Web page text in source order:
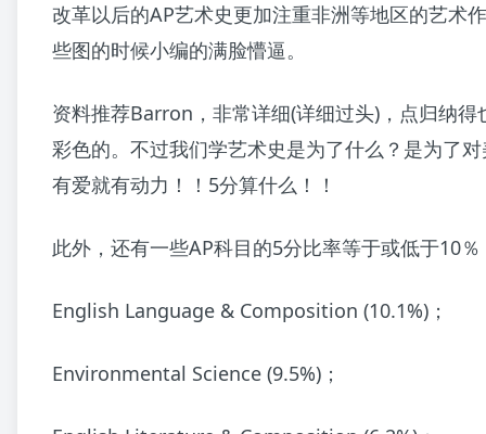
改革以后的AP艺术史更加注重非洲等地区的艺术
些图的时候小编的满脸懵逼。
资料推荐Barron，非常详细(详细过头)，点归纳得
彩色的。不过我们学艺术史是为了什么？是为了
有爱就有动力！！5分算什么！！
此外，还有一些AP科目的5分比率等于或低于10
English Language & Composition (10.1%)；
Environmental Science (9.5%)；